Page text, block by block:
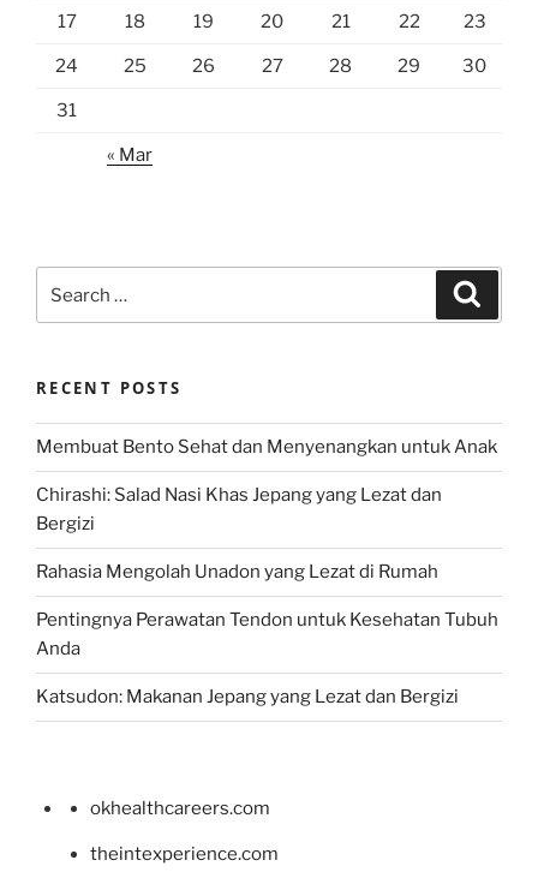
17 18 19 20 21 22 23
24 25 26 27 28 29 30
31
« Mar
for:
RECENT POSTS
Membuat Bento Sehat dan Menyenangkan untuk Anak
Chirashi: Salad Nasi Khas Jepang yang Lezat dan
Bergizi
Rahasia Mengolah Unadon yang Lezat di Rumah
Pentingnya Perawatan Tendon untuk Kesehatan Tubuh
Anda
Katsudon: Makanan Jepang yang Lezat dan Bergizi
okhealthcareers.com
theintexperience.com